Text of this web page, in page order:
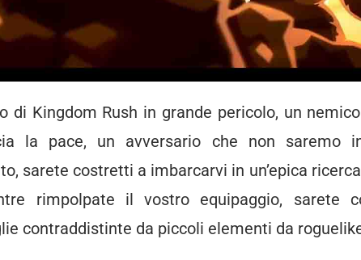
di Kingdom Rush in grande pericolo, un
la pace, un avversario che non saremo
sarete costretti a imbarcarvi in un’epica
rimpolpate il vostro equipaggio, sarete
contraddistinte da piccoli elementi da